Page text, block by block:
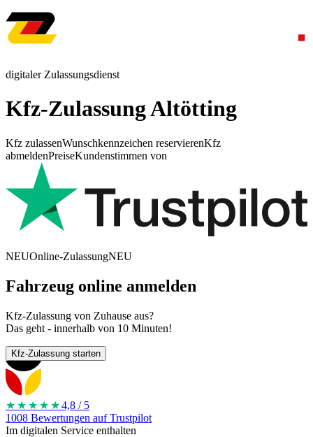
digitaler Zulassungsdienst
Kfz-Zulassung Altötting
Kfz zulassenWunschkennzeichen reservierenKfz
abmeldenPreiseKundenstimmen von
NEUOnline-ZulassungNEU
Fahrzeug online anmelden
Kfz-Zulassung von Zuhause aus?
Das geht - innerhalb von 10 Minuten!
Kfz-Zulassung starten
★★★★ ★4,8 / 5
1008 Bewertungen auf Trustpilot
Im digitalen Service enthalten